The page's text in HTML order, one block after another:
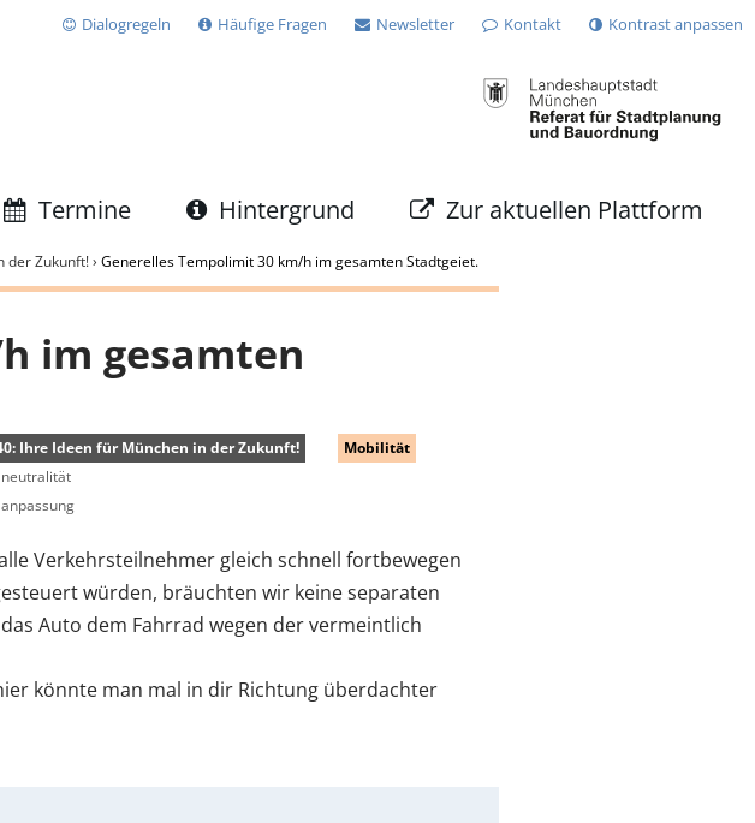
Dialogregeln Häufige Fragen Newsletter Kontakt Kontrast anpassen
Termine Hintergrund Zur aktuellen Plattform
der Zukunft!› Generelles Tempolimit 30 km/h im gesamten Stadtgeiet.
im gesamten
Ihre Ideen für München in der Zukunft!
Mobilität
Verkehrsteilnehmer gleich schnell fortbewegen
würden, bräuchten wir keine separaten
Auto dem Fahrrad wegen der vermeintlich
könnte man mal in dir Richtung überdachter